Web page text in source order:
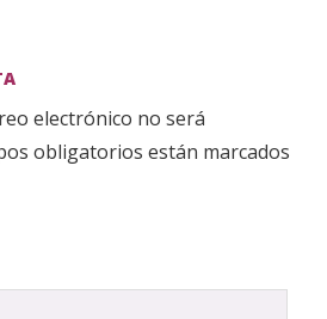
electrónico no será
obligatorios están marcados